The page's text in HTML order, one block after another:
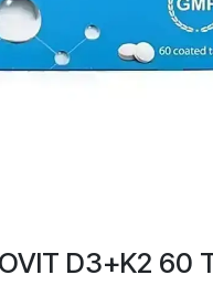
D3+K2 60